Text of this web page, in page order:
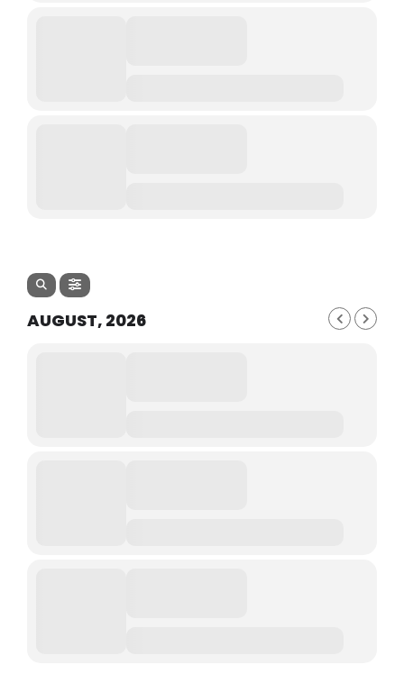
AUGUST, 2026